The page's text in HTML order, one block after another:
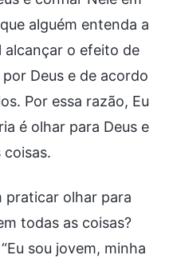
alguém entenda a
alcançar o efeito de
Deus e de acordo
Por essa razão, Eu
é olhar para Deus e
praticar olhar para
todas as coisas?
sou jovem, minha